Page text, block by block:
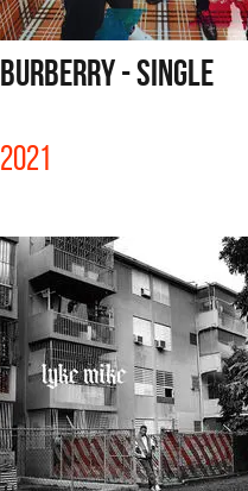
BURBERRY - SINGLE
2021